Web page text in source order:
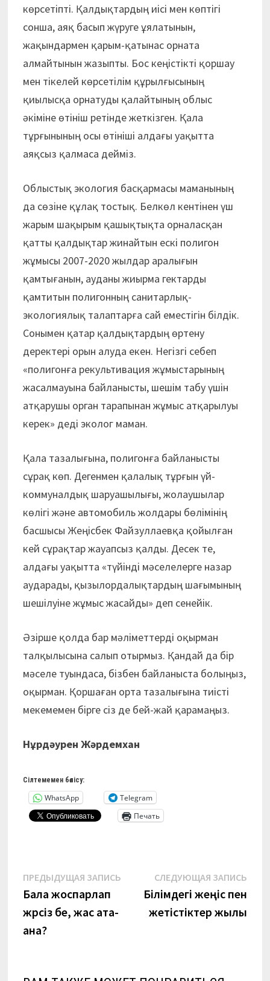
көрсетіпті. Қалдықтардың иісі мен көптігі
сонша, аяқ басып жүруге ұялатынын,
жақындармен қарым-қатынас орната
алмайтынын жазыпты. Бос кеңістікті қоршау
мен тікелей көрсетілім құрылғысының
қиылысқа орнатуды қалайтының облыс
әкіміне өтініш ретінде жеткізген. Қала
тұрғынының осы өтініші алдағы уақытта
аяқсыз қалмаса дейміз.
Облыстық экология басқармасы маманының
да сөзіне құлақ тостық. Белкөл кентінен үш
жарым шақырым қашықтықта орналасқан
қатты қалдықтар жинайтын ескі полигон
жұмысы 2007-2020 жылдар аралығын
қамтығанын, ауданы жиырма гектарды
қамтитын полигонның санитарлық-
экологиялық талаптарға сай еместігін білдік.
Сонымен қатар қалдықтардың өртену
деректері орын алуда екен. Негізгі себеп
«полигонға рекультивация жұмыстарының
жасалмауына байланысты, шешім табу үшін
атқарушы орган тарапынан жұмыс атқарылуы
керек» деді эколог маман.
Қала тазалығына, полигонға байланысты
сұрақ көп. Дегенмен қалалық тұрғын үй-
коммуналдық шаруашылығы, жолаушылар
көлігі және автомобиль жолдары бөлімінің
басшысы Жеңісбек Файзуллаевқа қойылған
кей сұрақтар жауапсыз қалды. Десек те,
алдағы уақытта «түйінді мәселелерге назар
аударады, қызылордалықтардың шағымының
шешілуіне жұмыс жасайды» деп сенейік.
Әзірше қолда бар мәліметтерді оқырман
талқылысына салып отырмыз. Қандай да бір
мәселе туындаса, бізбен байланыста болыңыз,
оқырман. Қоршаған орта тазалығына тиісті
мекемемен бірге сіз де бей-жай қарамаңыз.
Нұрдәурен Жәрдемхан
Сілтемемен бөлісу:
WhatsApp
Telegram
Печать
Навигация
по
записям
ПРЕДЫДУЩАЯ ЗАПИСЬПредыдущая
запись:
Бала жоспарлап
жүрсіз бе, жас ата-
ана?
СЛЕДУЮЩАЯ ЗАПИСЬ
Білімдегі жеңіс пен
жетістіктер жылы